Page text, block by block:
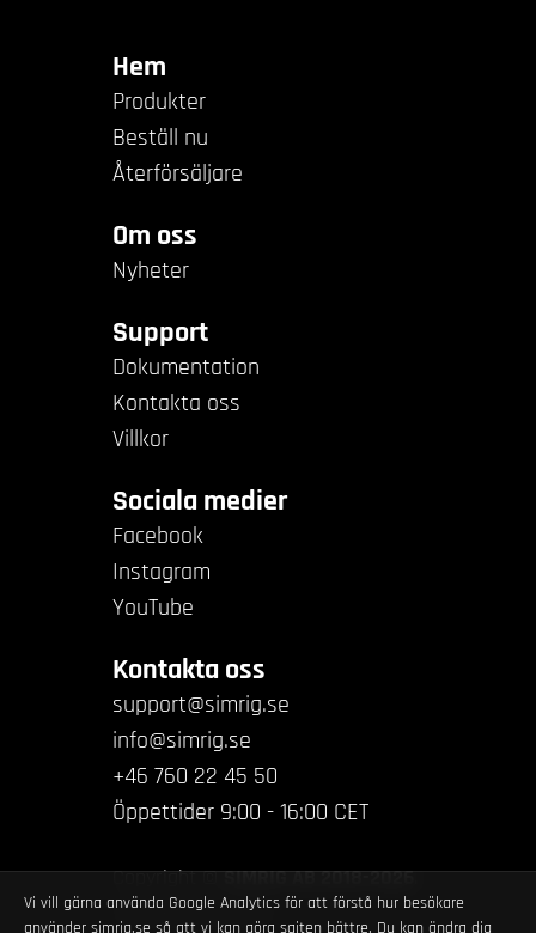
Hem
Produkter
Beställ nu
Återförsäljare
Om oss
Nyheter
Support
Dokumentation
Kontakta oss
Villkor
Sociala medier
Facebook
Instagram
YouTube
Kontakta oss
support@simrig.se
info@simrig.se
+46 760 22 45 50
Öppettider 9:00 - 16:00 CET
Copyright ©SIMRIG AB 2018-2026.
All rights reserved.
Vi vill gärna använda Google Analytics för att förstå hur besökare
använder simrig.se så att vi kan göra sajten bättre. Du kan ändra dig